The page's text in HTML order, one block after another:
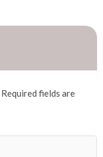
Required fields are